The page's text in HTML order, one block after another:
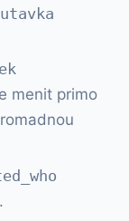
menit primo